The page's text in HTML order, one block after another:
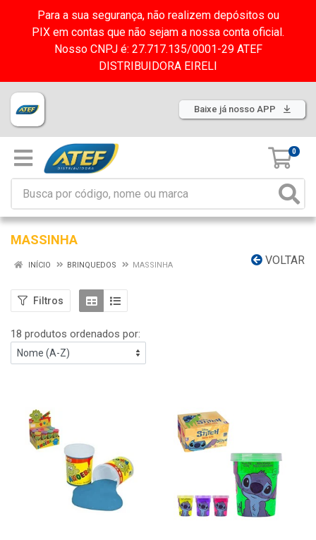
Para a sua segurança, não realizem depósitos ou
PIX em contas que não sejam a nossa conta oficial.
Nosso CNPJ é: 27.717.135/0001-29 ATEF
DISTRIBUIDORA EIRELI
Baixe já nosso APP
0
MASSINHA
VOLTAR
INÍCIO BRINQUEDOS MASSINHA
Filtros
18 produtos ordenados por: